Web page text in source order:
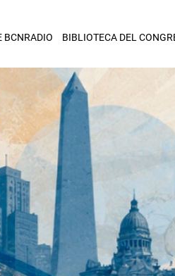
BCNRADIO BIBLIOTECA DEL